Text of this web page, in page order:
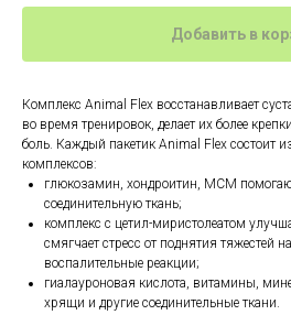
Добавить в
Комплекс Animal Flex восстанавливает
во время тренировок, делает их более
боль. Каждый пакетик Animal Flex состоит
комплексов:
глюкозамин, хондроитин, МСМ
соединительную ткань;
комплекс с цетил-миристолеатом
смягчает стресс от поднятия тяжестей
воспалительные реакции;
гиалауроновая кислота, витамины,
хрящи и другие соединительные ткани.